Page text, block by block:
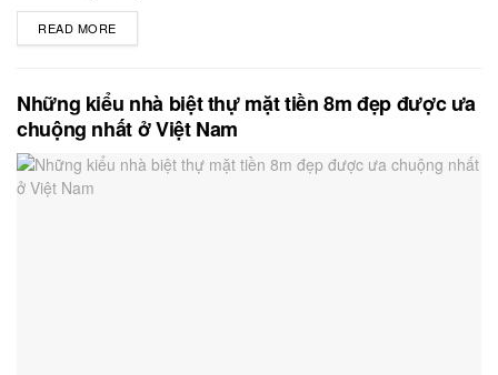
READ MORE
Những kiểu nhà biệt thự mặt tiền 8m đẹp được ưa
chuộng nhất ở Việt Nam